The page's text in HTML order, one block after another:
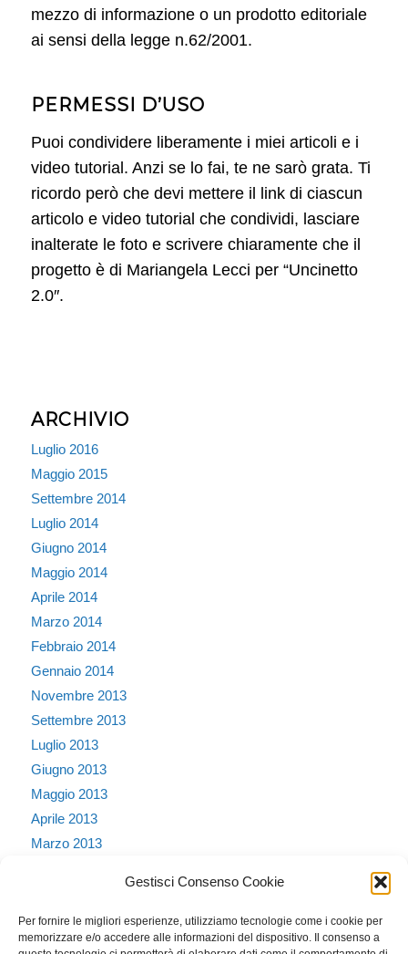
Gestisci Consenso Cookie
Per fornire le migliori esperienze, utilizziamo tecnologie come i cookie per
memorizzare e/o accedere alle informazioni del dispositivo. Il consenso a
mezzo di informazione o un prodotto editoriale
ai sensi della legge n.62/2001.
PERMESSI D’USO
Puoi condividere liberamente i miei articoli e i
video tutorial. Anzi se lo fai, te ne sarò grata. Ti
ricordo però che devi mettere il link di ciascun
articolo e video tutorial che condividi, lasciare
inalterate le foto e scrivere chiaramente che il
progetto è di Mariangela Lecci per “Uncinetto
2.0″.
ARCHIVIO
Luglio 2016
Maggio 2015
Settembre 2014
Luglio 2014
Giugno 2014
Maggio 2014
Aprile 2014
Marzo 2014
Febbraio 2014
Gennaio 2014
Novembre 2013
Settembre 2013
Luglio 2013
Giugno 2013
Maggio 2013
Aprile 2013
Marzo 2013
Dicembre 2012
Ottobre 2011